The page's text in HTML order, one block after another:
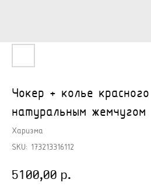
Чокер + колье
натуральным жемчугом
Харизма
SKU: 173213316112
5100,00 р.